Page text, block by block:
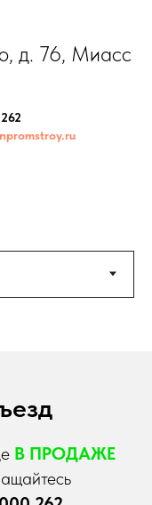
д. 76, Миасс
В ПРОДАЖЕ